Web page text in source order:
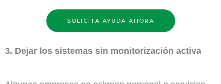
SOLICITA AYUDA AHORA
3. Dejar los sistemas sin monitorización activa